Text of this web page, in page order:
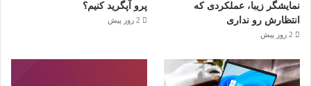
نمایشگر زیبا، عملکردی که
انتظارش رو نداری
2 روز پیش
پرو آپگرید کنیم؟
2 روز پیش